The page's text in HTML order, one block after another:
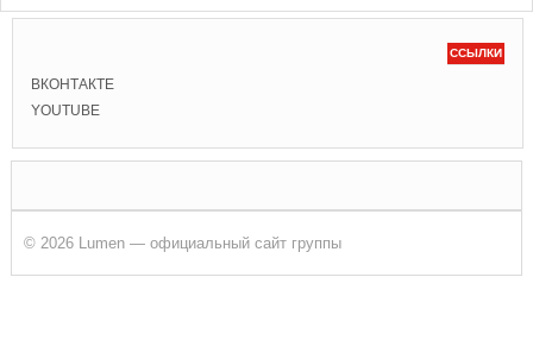
ССЫЛКИ
ВКОНТАКТЕ
YOUTUBE
© 2026 Lumen — официальный сайт группы